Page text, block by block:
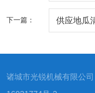
下一篇： 供应地瓜
诸城市光锐机械有限公